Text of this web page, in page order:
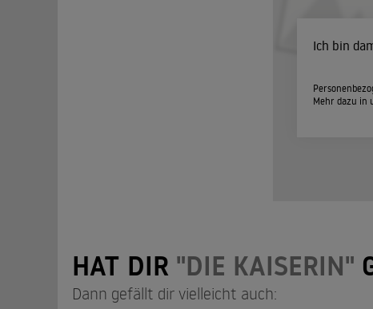
Der Traum
Franz
Ein
05 Der
Elisabeth
Ich bin
Mehr dazu in
HAT DIR "DIE KAISERIN"
Dann gefällt dir vielleicht auch: